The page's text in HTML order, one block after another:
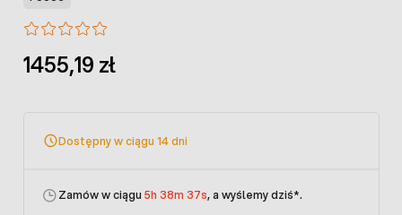
1455,19 zł
Dostępny w ciągu 14 dni
Zamów w ciągu 5h 38m 37s, a wyślemy dziś*.